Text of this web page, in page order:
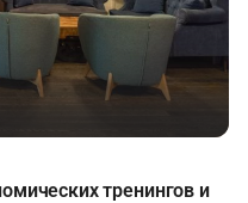
тренингов и